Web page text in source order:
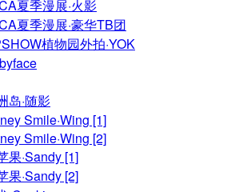
夏季漫展·火影
夏季漫展·豪华TB团
植物园外拍·YOK
岛·随影
Smile·Wing [1]
Smile·Wing [2]
果·Sandy [1]
果·Sandy [2]